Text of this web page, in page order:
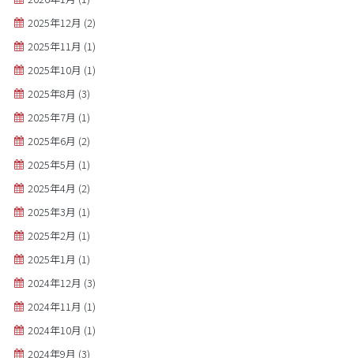
2025年12月 (2)
2025年11月 (1)
2025年10月 (1)
2025年8月 (3)
2025年7月 (1)
2025年6月 (2)
2025年5月 (1)
2025年4月 (2)
2025年3月 (1)
2025年2月 (1)
2025年1月 (1)
2024年12月 (3)
2024年11月 (1)
2024年10月 (1)
2024年9月 (3)